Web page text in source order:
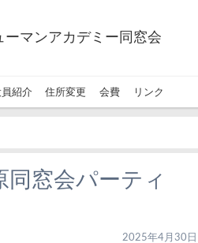
ーマンアカデミー同窓会
紹介 住所変更 会費 リンク
同窓会パーティ
2025年4月30日